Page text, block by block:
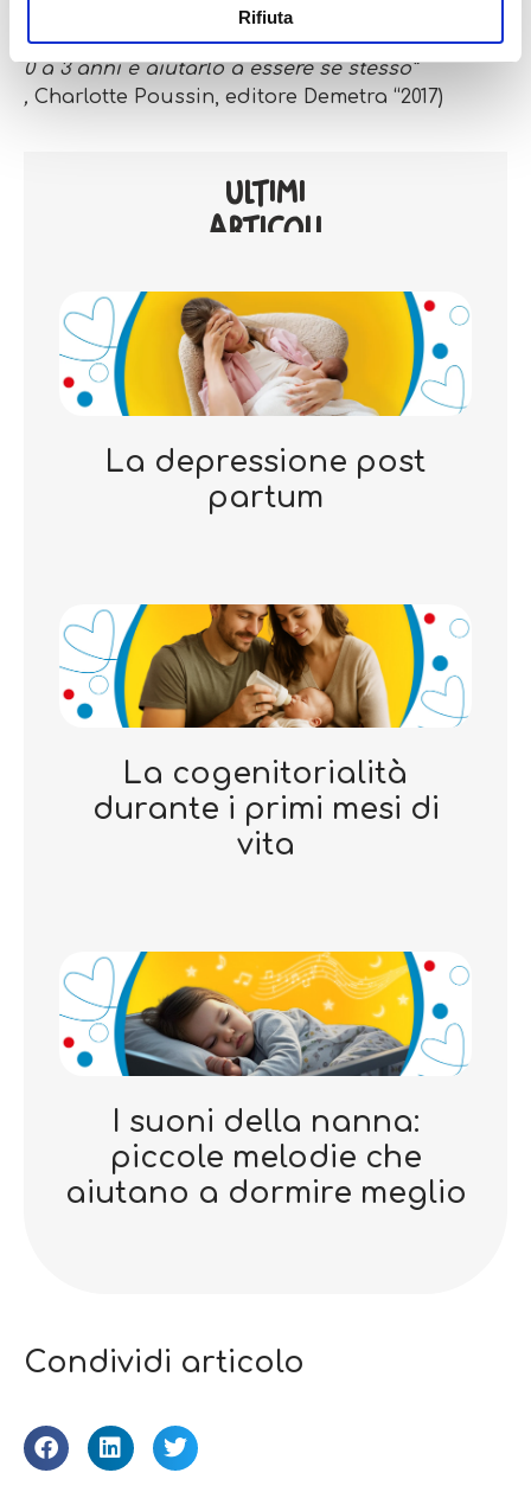
Rifiuta
“Il metodo Montessori. Per crescere tuo figlio da
0 a 3 anni e aiutarlo a essere se stesso”
, Charlotte Poussin, editore Demetra “2017)
ULTIMI
ARTICOLI
La depressione post
partum
La cogenitorialità
durante i primi mesi di
vita
I suoni della nanna:
piccole melodie che
aiutano a dormire meglio
Condividi articolo